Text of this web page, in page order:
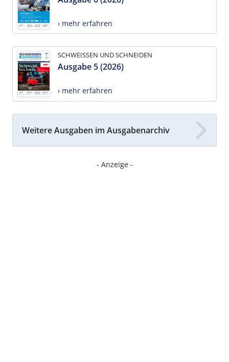
› mehr erfahren
SCHWEISSEN UND SCHNEIDEN
Ausgabe 5 (2026)
› mehr erfahren
Weitere Ausgaben im Ausgabenarchiv
- Anzeige -